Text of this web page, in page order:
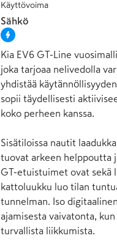
Käyttövoima
Sähkö
Kia EV6 GT-Line
joka tarjoaa nelivedolla
yhdistää
sopii täydellisesti
koko perheen kanssa.
Sisätiloissa nautit
tuovat arkeen helppoutta
GT-etuistuimet ovat sekä
kattoluukku luo tilan
tunnelman. Iso
ajamisesta vaivatonta,
turvallista liikkumista.